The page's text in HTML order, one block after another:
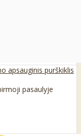
apsauginis purškiklis
pasaulyje